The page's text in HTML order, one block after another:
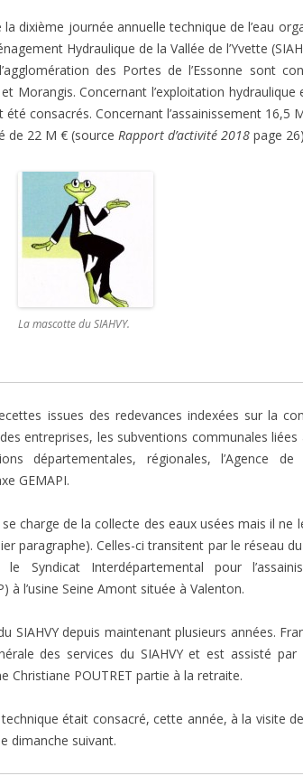
dixième journée annuelle technique de l’eau
Hydraulique de la Vallée de l’Yvette
des Portes de l’Essonne sont
Morangis. Concernant l’exploitation hydraulique
consacrés. Concernant l’assainissement 16,5
de 22 M € (source Rapport d’activité 2018 page
La mascotte du SIAHVY.
issues des redevances indexées sur la
entreprises, les subventions communales
départementales, régionales, l’Agence de
GEMAPI.
se charge de la collecte des eaux usées mais il ne
paragraphe). Celles-ci transitent par le réseau
Syndicat Interdépartemental pour
à l’usine Seine Amont située à Valenton.
SIAHVY depuis maintenant plusieurs années.
des services du SIAHVY et est assisté par
Christiane POUTRET partie à la retraite.
était consacré, cette année, à la visite
dimanche suivant.